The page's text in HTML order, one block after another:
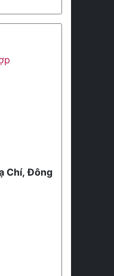
Chí, Đông